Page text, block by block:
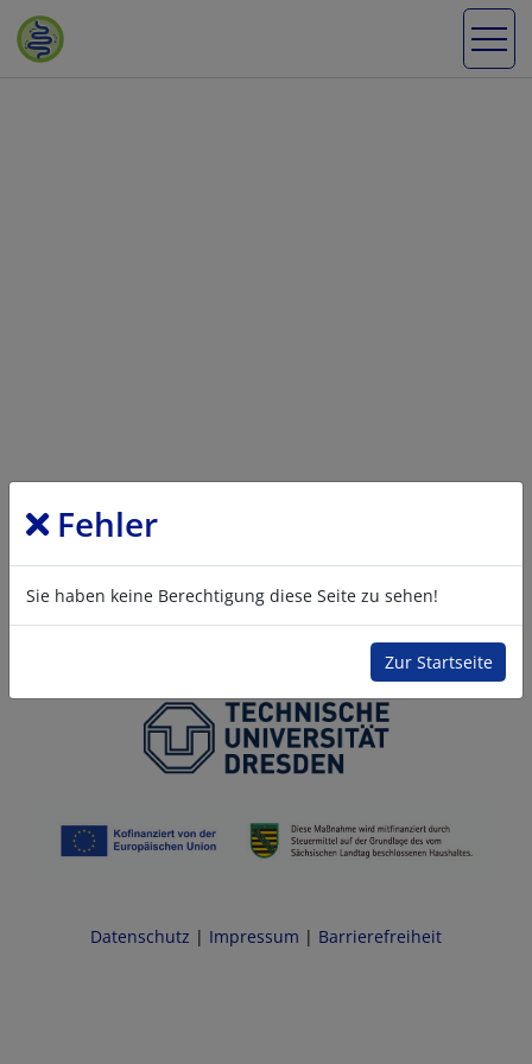
Fehler
Sie haben keine Berechtigung diese Seite zu sehen!
Zur Startseite
Datenschutz | Impressum | Barrierefreiheit